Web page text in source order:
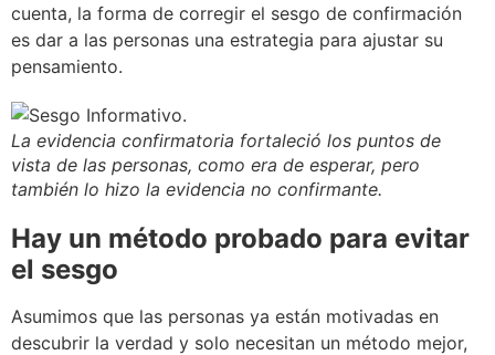
cuenta, la forma de corregir el sesgo de confirmación
es dar a las personas una estrategia para ajustar su
pensamiento.
La evidencia confirmatoria fortaleció los puntos de
vista de las personas, como era de esperar, pero
también lo hizo la evidencia no confirmante.
Hay un método probado para evitar
el sesgo
Asumimos que las personas ya están motivadas en
descubrir la verdad y solo necesitan un método mejor,